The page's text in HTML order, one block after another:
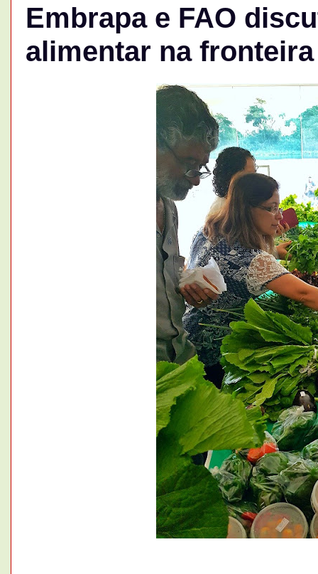
Embrapa e FAO
alimentar na fronteira